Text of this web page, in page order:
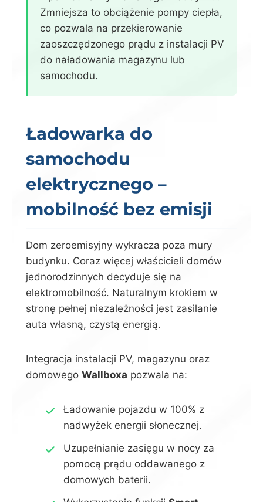
Zmniejsza to obciążenie pompy ciepła,
co pozwala na przekierowanie
zaoszczędzonego prądu z instalacji PV
do naładowania magazynu lub
samochodu.
Ładowarka do
samochodu
elektrycznego –
mobilność bez emisji
Dom zeroemisyjny wykracza poza mury
budynku. Coraz więcej właścicieli domów
jednorodzinnych decyduje się na
elektromobilność. Naturalnym krokiem w
stronę pełnej niezależności jest zasilanie
auta własną, czystą energią.
Integracja instalacji PV, magazynu oraz
domowego Wallboxa pozwala na:
Ładowanie pojazdu w 100% z
nadwyżek energii słonecznej.
Uzupełnianie zasięgu w nocy za
pomocą prądu oddawanego z
domowych baterii.